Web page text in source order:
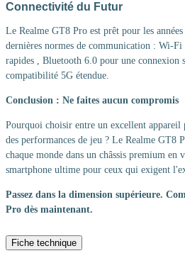
Connectivité du Futur
Le Realme GT8 Pro est prêt pour les
dernières normes de communication : Wi-
rapides , Bluetooth 6.0 pour une connexion
compatibilité 5G étendue.
Conclusion : Ne faites aucun compromis
Pourquoi choisir entre un excellent appareil
des performances de jeu ? Le Realme GT8
chaque monde dans un châssis premium
smartphone ultime pour ceux qui exigent
Passez dans la dimension supérieure.
Pro dès maintenant.
Fiche technique